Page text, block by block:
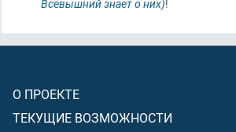
Всевышний знает о них)!
О ПРОЕКТЕ
ТЕКУЩИЕ ВОЗМОЖНОСТИ